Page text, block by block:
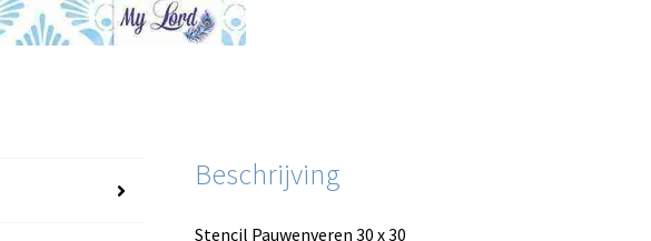
Beschrijving
Stencil Pauwenveren 30 x 30